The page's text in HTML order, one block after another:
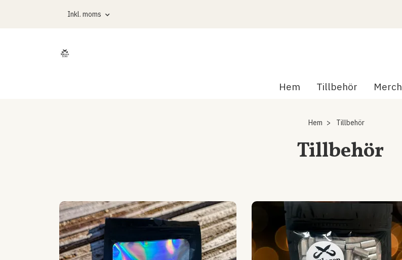
Inkl. moms
Hem Tillbehör Merch
Hem Tillbehör
Tillbehör